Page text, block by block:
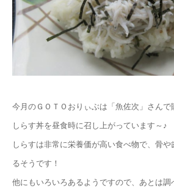
今月のＧＯＴＯおりぃぶは「魚佐次」さんで
しらす丼を昼食時に召し上がっています～♪
しらすは非常に栄養価が高い食べ物で、骨
るそうです！
他にもいろいろあるようですので、あとは調